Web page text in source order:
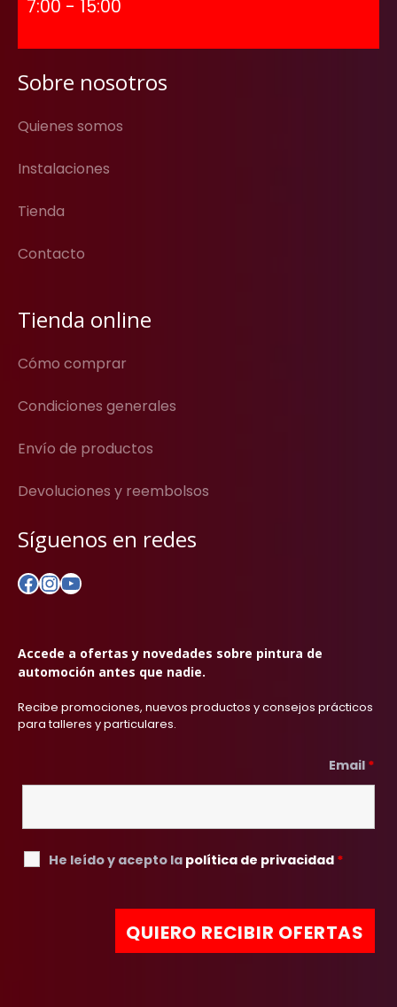
7:00 - 15:00
Sobre nosotros
Quienes somos
Instalaciones
Tienda
Contacto
Tienda online
Cómo comprar
Condiciones generales
Envío de productos
Devoluciones y reembolsos
Síguenos en redes
Facebook
Instagram
YouTube
Accede a ofertas y novedades sobre pintura de
automoción antes que nadie.
Recibe promociones, nuevos productos y consejos prácticos
para talleres y particulares.
Email *
He leído y acepto la política de privacidad *